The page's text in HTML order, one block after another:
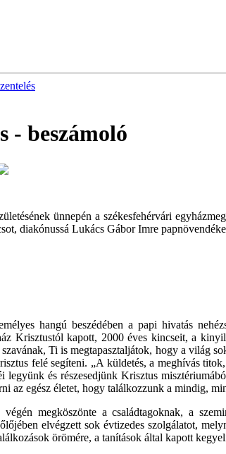
- beszámoló
ünnepén a székesfehérvári
diakónussá Lukács Gábor Imre
hangú beszédében a papi hivatás
Krisztustól kapott, 2000 éves kincseit, a
Ti is megtapasztaljátok, hogy a világ
felé segíteni. „A küldetés, a meghívás
legyünk és részesedjünk Krisztus
az egész életet, hogy találkozzunk a mindig,
megköszönte a családtagoknak, a
elvégzett sok évtizedes szolgálatot,
örömére, a tanítások által kapott